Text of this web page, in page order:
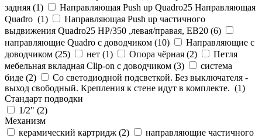
задняя (1)
Направляющая Push up Quadro25 Направляющая
Quadro (1)
Направляющая Push up частичного
выдвижения Quadro25 НР/350 ,левая/правая, ЕВ20 (6)
направляющие Quadro с доводчиком (10)
Направляющие с
доводчиком (25) нет (1) Опора чёрная (2)
Петля
мебельная вкладная Clip-on с доводчиком (3)
система
биде (2)
Со светодиодной подсветкой. Без выключателя -
выход свободный. Крепления к стене идут в комплекте. (1)
Стандарт подводки
1/2" (2)
Механизм
керамический картридж (2)
направляющие частичного